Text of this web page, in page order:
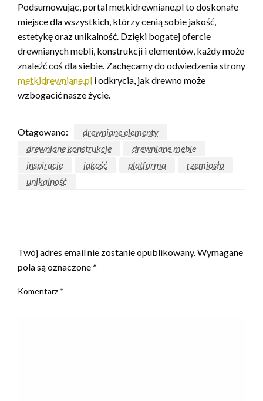
Podsumowując, portal metkidrewniane.pl to doskonałe
miejsce dla wszystkich, którzy cenią sobie jakość,
estetykę oraz unikalność. Dzięki bogatej ofercie
drewnianych mebli, konstrukcji i elementów, każdy może
znaleźć coś dla siebie. Zachęcamy do odwiedzenia strony
metkidrewniane.pl i odkrycia, jak drewno może
wzbogacić nasze życie.
Otagowano:
drewniane elementy
drewniane konstrukcje
drewniane meble
inspiracje
jakość platforma
rzemiosło
unikalność
Twój adres email nie zostanie opublikowany. Wymagane
pola są oznaczone*
Komentarz *